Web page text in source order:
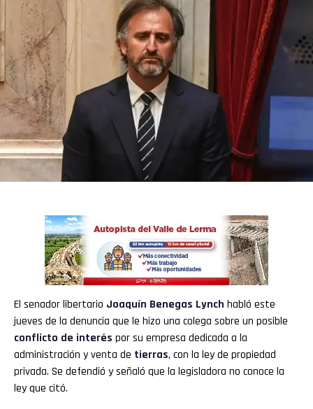
El senador libertario Joaquín Benegas Lynch habló este
jueves de la denuncia que le hizo una colega sobre un posible
conflicto de interés por su empresa dedicada a la
administración y venta de tierras, con la ley de propiedad
privada. Se defendió y señaló que la legisladora no conoce la
ley que citó.